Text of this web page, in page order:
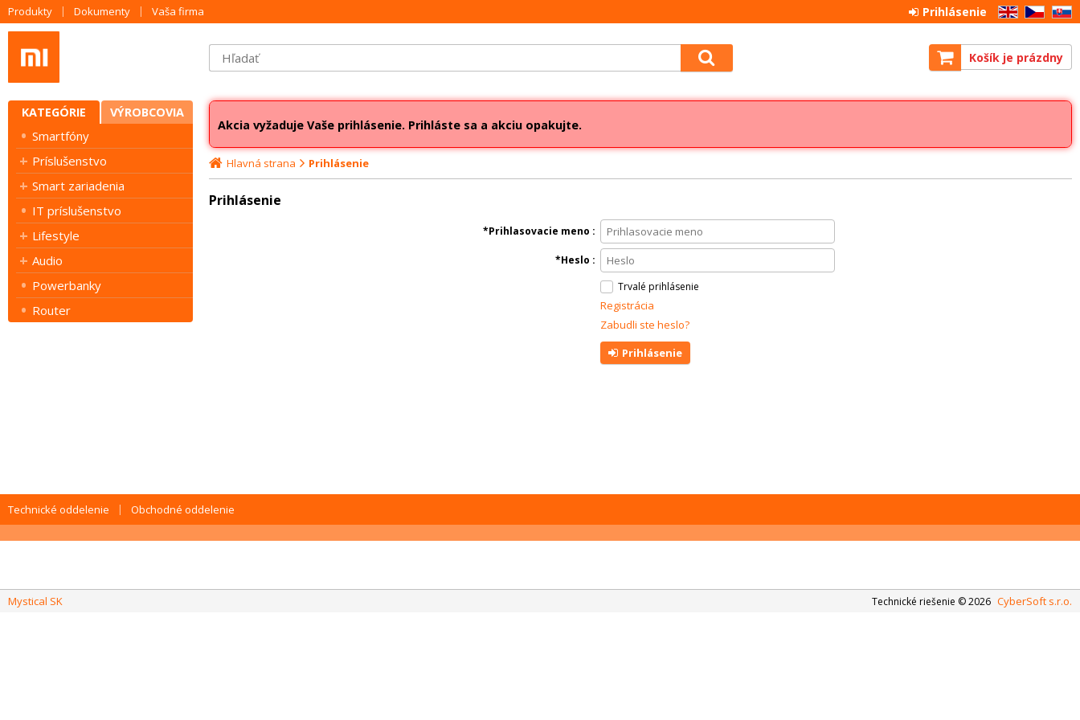
Produkty Dokumenty Vaša firma EN CZ SK
Prihlásenie
Košík je prázdny
KATEGÓRIE VÝROBCOVIA
Smartfóny
Príslušenstvo
Smart zariadenia
IT príslušenstvo
Lifestyle
Audio
Powerbanky
Router
Akcia vyžaduje Vaše prihlásenie. Prihláste sa a akciu opakujte.
Hlavná strana Prihlásenie
Prihlásenie
Prihlasovacie meno
Heslo
Trvalé prihlásenie
Registrácia
Zabudli ste heslo?
Prihlásenie
Technické oddelenie Obchodné oddelenie
Mystical SK Technické riešenie © 2026 CyberSoft s.r.o.